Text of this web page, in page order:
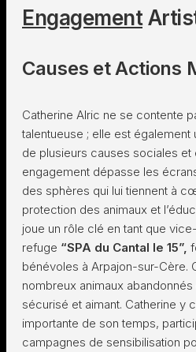
Engagement
Causes et Actions
Catherine Alric ne se contente
talentueuse ; elle est
de plusieurs causes sociales et
engagement dépasse les
des sphères qui lui tiennent à
protection des animaux et
joue un rôle clé en tant que
refuge “SPA du Cantal le 15”,
bénévoles à Arpajon-sur-Cère.
nombreux animaux
sécurisé et aimant. Catherine y
importante de son temps,
campagnes de sensibilisation